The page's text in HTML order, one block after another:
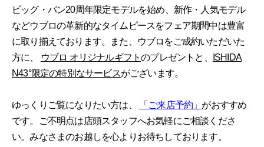
ビッグ・バン20周年限定モデルを始め、新作・人気モデル
などウブロの革新的なタイムピースをフェア期間中は豊富
に取り揃えております。また、ウブロをご成約いただいた
方に、
ウブロ オリジナルギフトのプレゼントと、
ISHIDA
N43°限定の特別なサービスがございます。
ゆっくりご覧になりたい方は、 「ご来店予約」 がおすすめ
です。ご不明点は店頭スタッフへお気軽にご相談くださ
い。みなさまのお越しを心よりお待ちしております。